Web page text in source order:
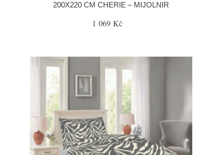
200X220 CM CHERIE – MIJOLNIR
1 069 Kč